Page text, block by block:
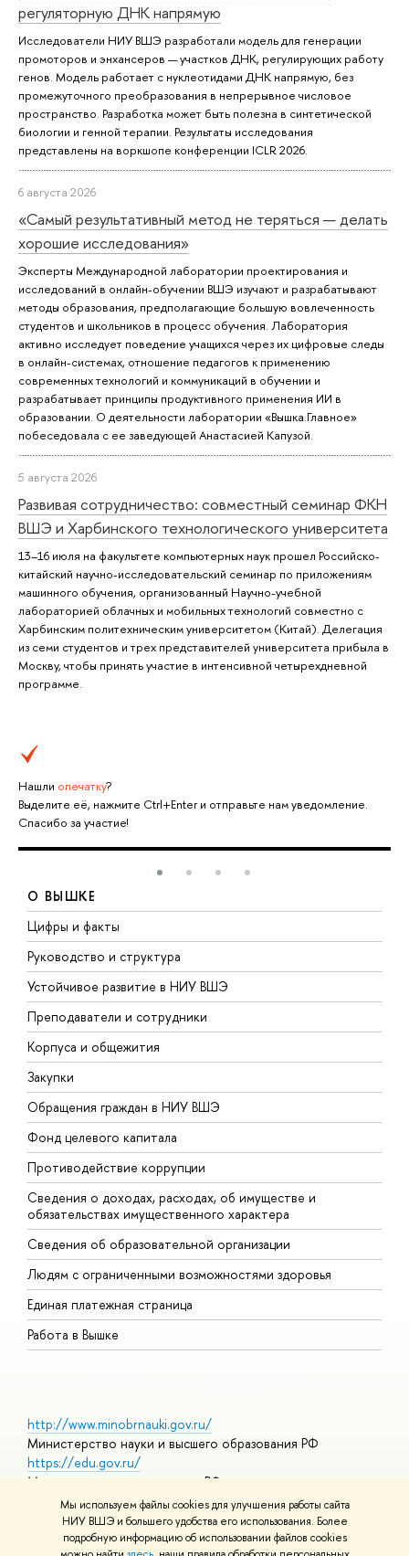
Мы используем файлы cookies для улучшения работы сайта
НИУ ВШЭ и большего удобства его использования. Более
подробную информацию об использовании файлов cookies
регуляторную ДНК напрямую
Исследователи НИУ ВШЭ разработали модель для генерации
промоторов и энхансеров — участков ДНК, регулирующих работу
генов. Модель работает с нуклеотидами ДНК напрямую, без
промежуточного преобразования в непрерывное числовое
пространство. Разработка может быть полезна в синтетической
биологии и генной терапии. Результаты исследования
представлены на воркшопе конференции ICLR 2026.
6 августа 2026
«Самый результативный метод не теряться — делать
хорошие исследования»
Эксперты Международной лаборатории проектирования и
исследований в онлайн-обучении ВШЭ изучают и разрабатывают
методы образования, предполагающие большую вовлеченность
студентов и школьников в процесс обучения. Лаборатория
активно исследует поведение учащихся через их цифровые следы
в онлайн-системах, отношение педагогов к применению
современных технологий и коммуникаций в обучении и
разрабатывает принципы продуктивного применения ИИ в
образовании. О деятельности лаборатории «Вышка.Главное»
побеседовала с ее заведующей Анастасией Капузой.
5 августа 2026
Развивая сотрудничество: совместный семинар ФКН
ВШЭ и Харбинского технологического университета
13–16 июля на факультете компьютерных наук прошел Российско-
китайский научно-исследовательский семинар по приложениям
машинного обучения, организованный Научно-учебной
лабораторией облачных и мобильных технологий совместно с
Харбинским политехническим университетом (Китай). Делегация
из семи студентов и трех представителей университета прибыла в
Москву, чтобы принять участие в интенсивной четырехдневной
программе.
Нашли опечатку?
Выделите её, нажмите Ctrl+Enter и отправьте нам уведомление.
Спасибо за участие!
О ВЫШКЕ
Цифры и факты
Руководство и структура
Устойчивое развитие в НИУ ВШЭ
Преподаватели и сотрудники
Корпуса и общежития
Закупки
Обращения граждан в НИУ ВШЭ
Фонд целевого капитала
Противодействие коррупции
Сведения о доходах, расходах, об имуществе и
обязательствах имущественного характера
Сведения об образовательной организации
Людям с ограниченными возможностями здоровья
Единая платежная страница
Работа в Вышке
http://www.minobrnauki.gov.ru/
Министерство науки и высшего образования РФ
https://edu.gov.ru/
Министерство просвещения РФ
https://elearning.hse.ru/mooc
Массовые открытые онлайн-курсы